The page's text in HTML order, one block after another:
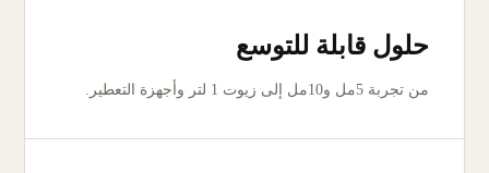
حلول قابلة للتوسع
من تجربة 5مل و10مل إلى زيوت 1 لتر وأجهزة التعطير.